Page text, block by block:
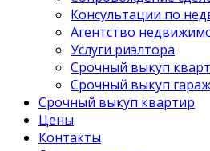
Консультации по
Агентство
Услуги риэлтора
Срочный выкуп
Срочный выкуп
Срочный выкуп квартир
Цены
Контакты